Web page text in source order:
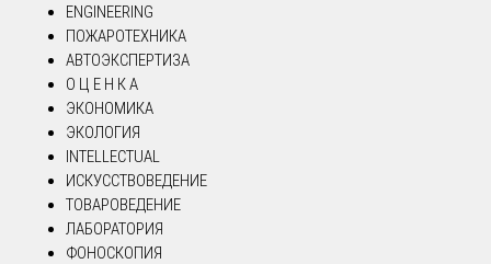
ENGINEERING
ПОЖАРОТЕХНИКА
АВТОЭКСПЕРТИЗА
О Ц Е Н К А
ЭКОНОМИКА
ЭКОЛОГИЯ
INTELLECTUAL
ИСКУССТВОВЕДЕНИЕ
ТОВАРОВЕДЕНИЕ
ЛАБОРАТОРИЯ
ФОНОСКОПИЯ